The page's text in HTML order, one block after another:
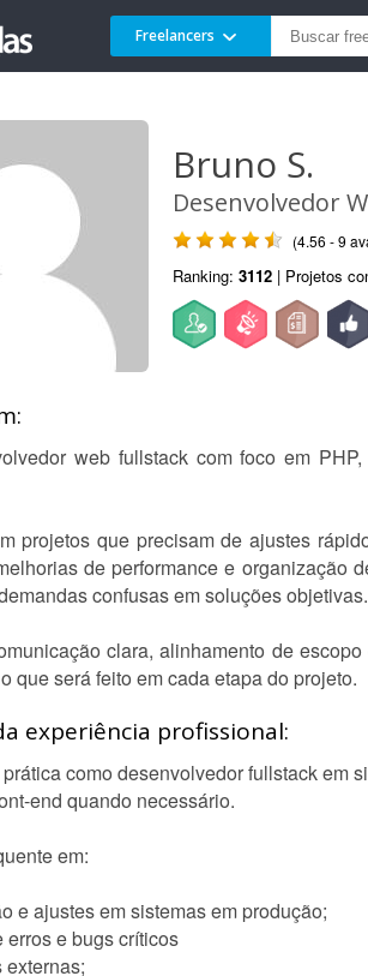
Freelancers
Bruno S.
Desenvolvedor
(4.56 - 9
Ranking: 3112 | Projetos
web fullstack com foco em
projetos que precisam de ajustes
de performance e organização
confusas em soluções objetivas.
clara, alinhamento de
que será feito em cada etapa do projeto.
experiência profissional:
como desenvolvedor fullstack em
end quando necessário.
em:
e ajustes em sistemas em produção;
erros e bugs críticos